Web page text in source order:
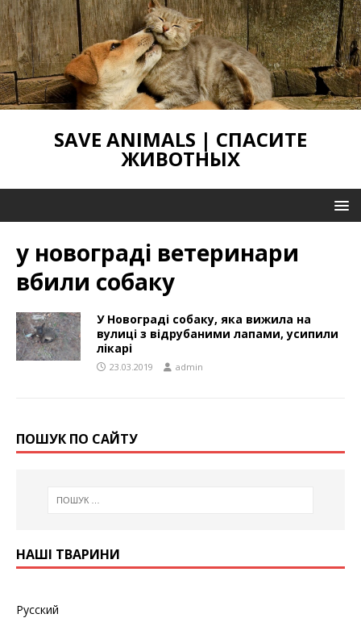
SAVE ANIMALS | СПАСИТЕ
ЖИВОТНЫХ
у новограді ветеринари
вбили собаку
У Новограді собаку, яка вижила на
вулиці з відрубаними лапами, усипили
лікарі
23.03.2019 admin
ПОШУК ПО САЙТУ
НАШІ ТВАРИНИ
Русский